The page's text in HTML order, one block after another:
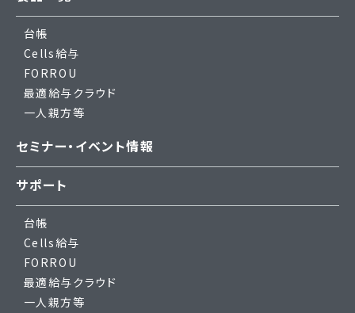
台帳
Cells給与
FORROU
最適給与クラウド
一人親方等
セミナー・イベント情報
サポート
台帳
Cells給与
FORROU
最適給与クラウド
一人親方等